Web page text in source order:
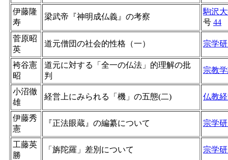
伊藤隆
寿
梁武帝『神明成仏義』の考察
駒沢
号 44
菅原昭
英
道元僧団の社会的性格（一） 宗学
袴谷憲
昭
道元に対する「全一の仏法」的理解の批
判
宗教
小沼徹
雄
経営上にみられる「機」の五態(二) 仏教
伊藤秀
憲
『正法眼蔵』の編纂について 宗学
工藤英
勝
「旃陀羅」差別について 宗学